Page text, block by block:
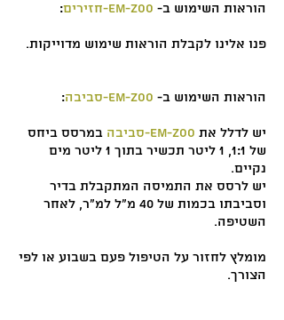
הוראות השימוש ב- EM-ZOO-חזירים :
פנו אלינו לקבלת הוראות שימוש מדוייקות.
הוראות השימוש ב- EM-ZOO-סביבה :
יש לדלל את EM-ZOO-סביבה
במרסס ביחס
של 1:1, 1 ליטר תכשיר בתוך 1 ליטר מים
נקיים.
יש לרסס את התמיסה המתקבלת בדיר
וסביבתו בכמות של 40 מ"ל למ"ר, לאחר
השטיפה.
מומלץ לחזור על הטיפול פעם בשבוע או לפי
הצורך.